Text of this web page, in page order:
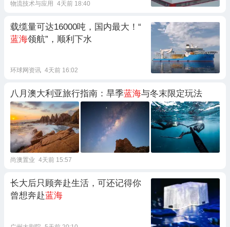
物流技术与应用 4天前 18:40
载缆量可达16000吨，国内最大！“
蓝海领航”，顺利下水
环球网资讯 4天前 16:02
八月澳大利亚旅行指南：旱季蓝海与冬末限定玩法
尚澳置业 4天前 15:57
长大后只顾奔赴生活，可还记得你
曾想奔赴蓝海